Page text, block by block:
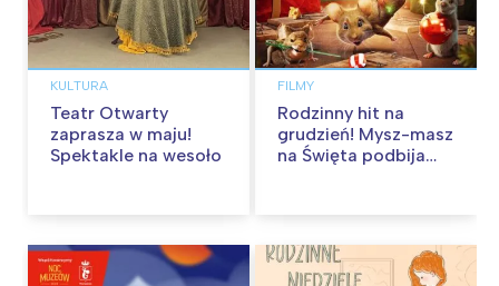
KULTURA
Teatr Otwarty
zaprasza w maju!
Spektakle na wesoło
FILMY
Rodzinny hit na
grudzień! Mysz-masz
na Święta podbija